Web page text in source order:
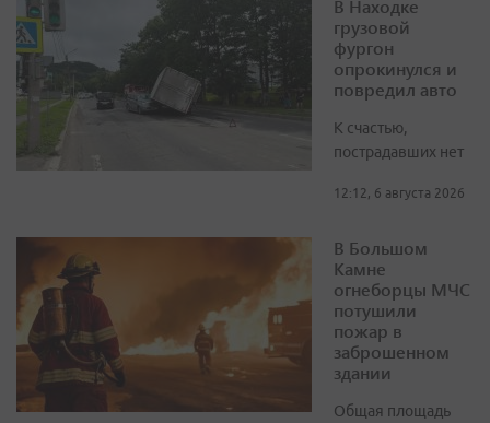
В Находке
грузовой
фургон
опрокинулся и
повредил авто
К счастью,
пострадавших нет
12:12, 6 августа 2026
В Большом
Камне
огнеборцы МЧС
потушили
пожар в
заброшенном
здании
Общая площадь